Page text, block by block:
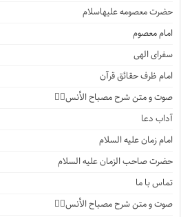
حضرت معصومه علیهاسلام
امام معصوم
سفرای الهی
امام ظرف حقائق قرآن
صوت و متن شرح مصباح الأنس۲️⃣
آداب دعا
امام زمان علیه السلام
حضرت صاحب الزمان علیه السلام
تماس با ما
صوت و متن شرح مصباح الأنس۱️⃣